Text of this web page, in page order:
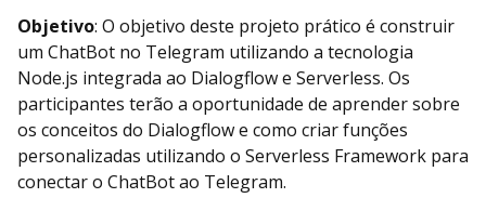
Objetivo: O objetivo deste projeto prático é construir
um ChatBot no Telegram utilizando a tecnologia
Node.js integrada ao Dialogflow e Serverless. Os
participantes terão a oportunidade de aprender sobre
os conceitos do Dialogflow e como criar funções
personalizadas utilizando o Serverless Framework para
conectar o ChatBot ao Telegram.